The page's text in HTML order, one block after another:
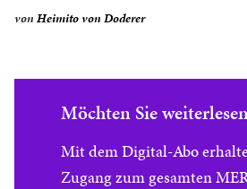
vonHeimito von Doderer
Möchten Sie
Mit dem Digital-Abo
Zugang zum gesamten